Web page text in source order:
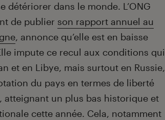
dans le monde. L’ONG
de publier son rapport annuel au
, annonce qu’elle est en baisse
impute ce recul aux conditions qui
et en Libye, mais surtout en Russie,
du pays en termes de liberté
atteignant un plus bas historique et
cette année. Cela, notamment